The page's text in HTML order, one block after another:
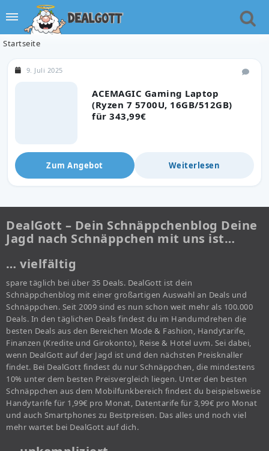
Startseite
ACEMAGIC Gaming Laptop
(Ryzen 7 5700U, 16GB/512GB)
für 343,99€
9. Juli 2025
Zum Angebot Weiterlesen
DealGott – Dein Schnäppchenblog Deine
Jagd nach Schnäppchen mit uns ist…
… vielfältig
spare täglich bei über 35 Deals. DealGott ist dein
Schnäppchenblog mit einer großartigen Auswahl an Deals und
Schnäppchen. Seit 2009 sind es nun schon weit mehr als 100.000
Deals. In den täglichen Deals findest du im Handumdrehen die
besten Deals aus den Bereichen Mode & Fashion, Handytarife,
Finanzen (Kredite und Girokonto), Reise & Hotel uvm. Sei dabei,
wenn DealGott auf der Jagd ist und den nächsten Preisknaller
findet. Bei DealGott findest du nur Schnäppchen, die mindestens
10% unter dem besten Preisvergleich liegen. Unter den besten
Schnäppchen aus dem Mobilfunkbereich findest du beispielsweise
Handytarife für 1,99€ pro Monat, Datentarife für 3,99€ pro Monat
und auch Smartphones zu Bestpreisen. Das alles und noch viel
mehr wartet bei DealGott auf dich.